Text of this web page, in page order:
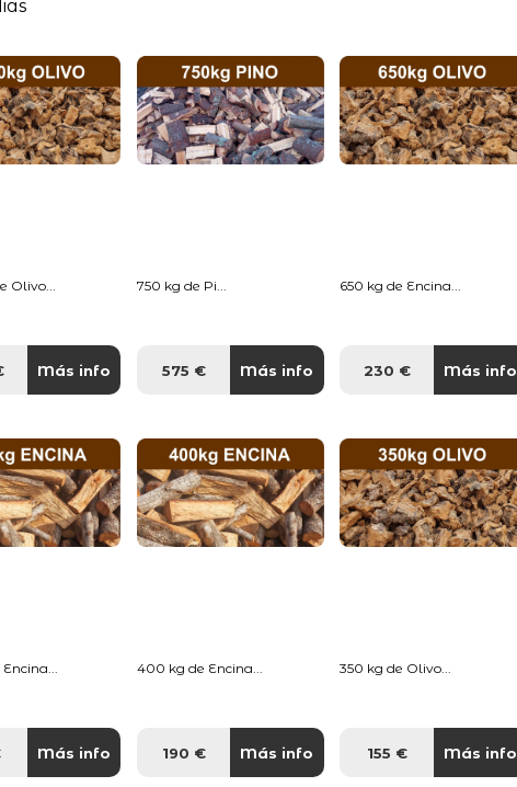
Olivo...
Más info
750 kg de Pi...
575 € Más info
650 kg de Encina...
230 € Más info
Más info
400 kg de Encina...
190 € Más info
350 kg de Olivo...
155 € Más info